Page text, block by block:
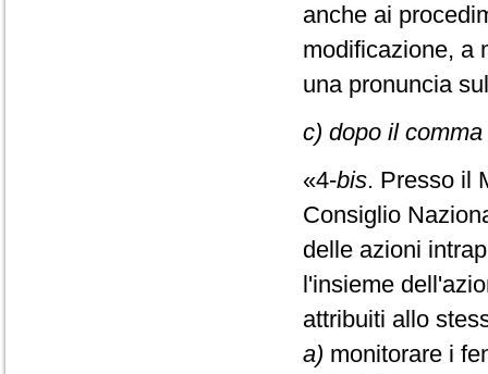
anche ai
modificazione, a
una pronuncia
c) dopo il
«4-bis. Presso il
Consiglio
delle azioni
l'insieme
attribuiti allo
a) monitorare i